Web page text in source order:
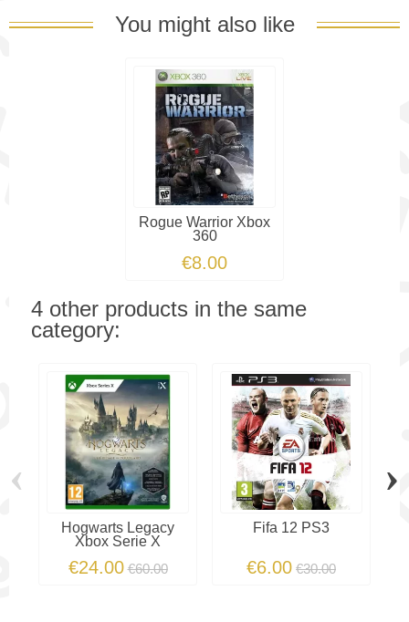
You might also like
Rogue Warrior Xbox
360
€8.00
4 other products in the same
category:
Hogwarts Legacy
Xbox Serie X
€24.00 €60.00
Fifa 12 PS3
€6.00 €30.00
‹ ›